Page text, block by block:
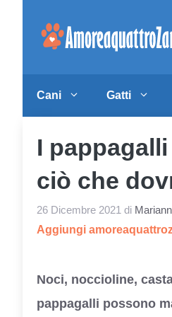
Cani Gatti
I
ciò che
26 Dicembre 2021 di
Aggiungi
Noci, noccioline,
pappagalli possono